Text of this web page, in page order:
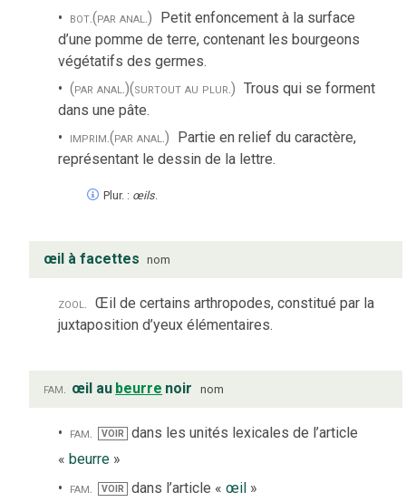
bot.(par anal.) Petit enfoncement à la surface
d’une pomme de terre, contenant les bourgeons
végétatifs des germes.
(par anal.)(surtout au plur.) Trous qui se forment
dans une pâte.
imprim.(par anal.) Partie en relief du caractère,
représentant le dessin de la lettre.
Plur. : œils.
œil à facettes nom
zool. Œil de certains arthropodes, constitué par la
juxtaposition d’yeux élémentaires.
fam. œil au beurre noir nom
fam. VOIR dans les unités lexicales de l’article
« beurre »
fam.
VOIR dans l’article « œil»